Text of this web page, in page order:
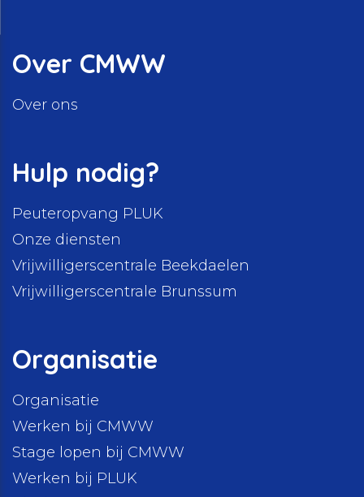
Over CMWW
Over ons
Hulp nodig?
Peuteropvang PLUK
Onze diensten
Vrijwilligerscentrale Beekdaelen
Vrijwilligerscentrale Brunssum
Organisatie
Organisatie
Werken bij CMWW
Stage lopen bij CMWW
Werken bij PLUK